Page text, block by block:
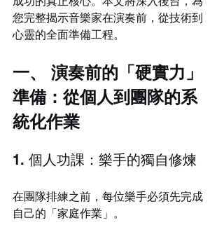
您完整揭示音樂家在演奏前，從技術到
心靈的全面準備工程。
一、 演奏前的「硬實力」
準備：從個人到團隊的系
統化作業
1. 個人功課：樂手的獨自修煉
在團隊排練之前，每位樂手必須先完成
自己的「家庭作業」。